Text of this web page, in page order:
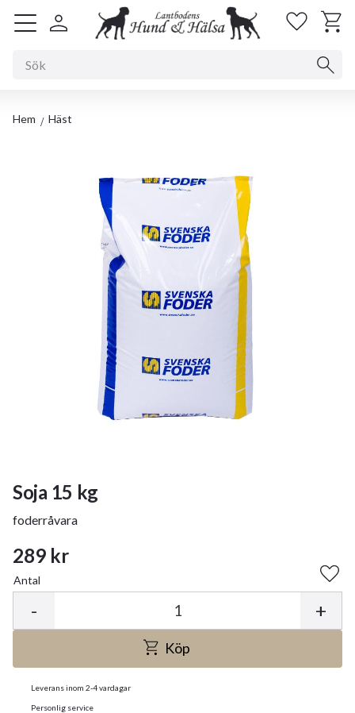
Meny
Hem Häst
Soja 15 kg
foderråvara
289 kr
Antal
+
-
Köp
Leverans inom 2-4 vardagar
Personlig service